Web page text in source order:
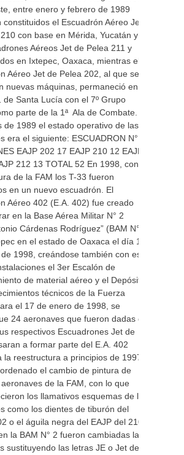
entre enero y febrero de 1989
el Escuadrón Aéreo Jet
con base en Mérida, Yucatán y
Aéreos Jet de Pelea 211 y
en Ixtepec, Oaxaca, mientras el
Aéreo Jet de Pelea 202, al que se
nuevas máquinas, permaneció en la
de Santa Lucía con el 7º Grupo
parte de la 1ª Ala de Combate. A
de 1989 el estado operativo de las
era el siguiente: ESCUADRON N°
EAJP 202 17 EAJP 210 12 EAJP
212 13 TOTAL 52 En 1998, con la
de la FAM los T-33 fueron
en un nuevo escuadrón. El
Aéreo 402 (E.A. 402) fue creado
en la Base Aérea Militar N° 2
Cárdenas Rodríguez” (BAM N°
en el estado de Oaxaca el día 1°
1998, creándose también con esa
el 3er Escalón de
de material aéreo y el Depósito
técnicos de la Fuerza
el 17 de enero de 1998, se
24 aeronaves que fueron dadas de
respectivos Escuadrones Jet de
a formar parte del E.A. 402
la reestructura a principios de 1997,
el cambio de pintura de
de la FAM, con lo que
los llamativos esquemas de las
como los dientes de tiburón del
o el águila negra del EAJP del 210.
la BAM N° 2 fueron cambiadas las
sustituyendo las letras JE o Jet de